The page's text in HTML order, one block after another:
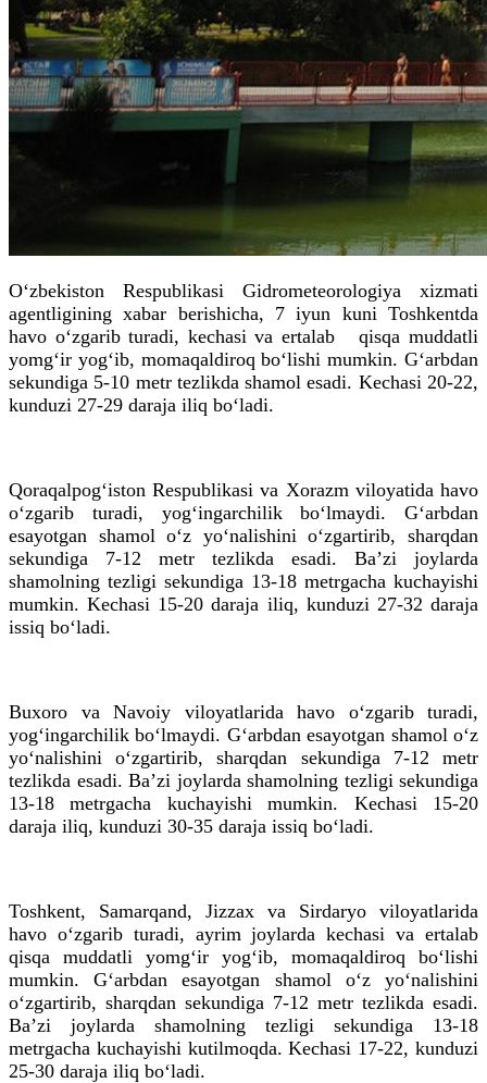
O‘zbekiston Respublikasi Gidrometeorologiya xizmati
agentligining xabar berishicha, 7 iyun kuni Toshkentda
havo o‘zgarib turadi, kechasi va ertalab qisqa muddatli
yomg‘ir yog‘ib, momaqaldiroq bo‘lishi mumkin. G‘arbdan
sekundiga 5-10 metr tezlikda shamol esadi. Kechasi 20-22,
kunduzi 27-29 daraja iliq bo‘ladi.
Qoraqalpog‘iston Respublikasi va Xorazm viloyatida havo
o‘zgarib turadi, yog‘ingarchilik bo‘lmaydi. G‘arbdan
esayotgan shamol o‘z yo‘nalishini o‘zgartirib, sharqdan
sekundiga 7-12 metr tezlikda esadi. Baʼzi joylarda
shamolning tezligi sekundiga 13-18 metrgacha kuchayishi
mumkin. Kechasi 15-20 daraja iliq, kunduzi 27-32 daraja
issiq bo‘ladi.
Buxoro va Navoiy viloyatlarida havo o‘zgarib turadi,
yog‘ingarchilik bo‘lmaydi. G‘arbdan esayotgan shamol o‘z
yo‘nalishini o‘zgartirib, sharqdan sekundiga 7-12 metr
tezlikda esadi. Baʼzi joylarda shamolning tezligi sekundiga
13-18 metrgacha kuchayishi mumkin. Kechasi 15-20
daraja iliq, kunduzi 30-35 daraja issiq bo‘ladi.
Toshkent, Samarqand, Jizzax va Sirdaryo viloyatlarida
havo o‘zgarib turadi, ayrim joylarda kechasi va ertalab
qisqa muddatli yomg‘ir yog‘ib, momaqaldiroq bo‘lishi
mumkin. G‘arbdan esayotgan shamol o‘z yo‘nalishini
o‘zgartirib, sharqdan sekundiga 7-12 metr tezlikda esadi.
Baʼzi joylarda shamolning tezligi sekundiga 13-18
metrgacha kuchayishi kutilmoqda. Kechasi 17-22, kunduzi
25-30 daraja iliq bo‘ladi.